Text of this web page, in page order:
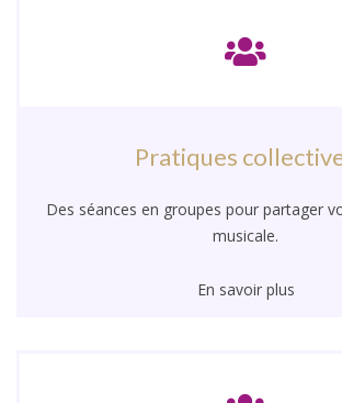
Pratiques
Des séances en groupes pour partager
musicale.
En savoir plus